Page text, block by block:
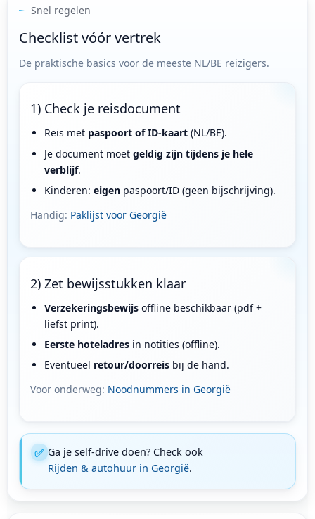
Snel regelen
Checklist vóór vertrek
De praktische basics voor de meeste NL/BE reizigers.
1) Check je reisdocument
Reis met paspoort of ID-kaart (NL/BE).
Je document moetgeldig zijn tijdens je hele
verblijf.
Kinderen:eigen paspoort/ID (geen bijschrijving).
Handig: Paklijst voor Georgië
2) Zet bewijsstukken klaar
Verzekeringsbewijs offline beschikbaar (pdf +
liefst print).
Eerste hoteladres in notities (offline).
Eventueel retour/doorreis bij de hand.
Voor onderweg: Noodnummers in Georgië
✅ Ga je self-drive doen? Check ook
Rijden & autohuur in Georgië.